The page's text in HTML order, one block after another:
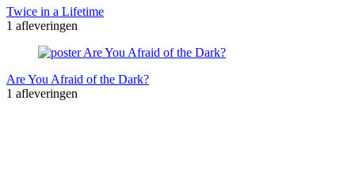
Twice in a Lifetime
1 afleveringen
Are You Afraid of the Dark?
1 afleveringen